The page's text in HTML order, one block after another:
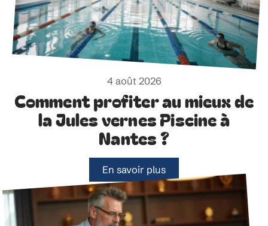
4 août 2026
Comment profiter au mieux de
la Jules vernes Piscine à
Nantes ?
En savoir plus